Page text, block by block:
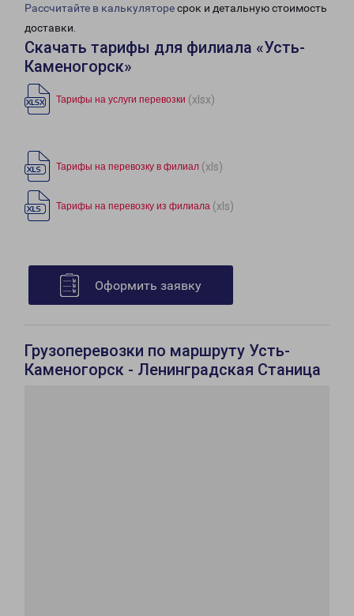
Рассчитайте в калькуляторесрок и детальную стоимость
доставки.
Скачать тарифы для филиала «Усть-
Каменогорск»
Тарифы на услуги перевозки (xlsx)
Тарифы на перевозку в филиал (xls)
Тарифы на перевозку из филиала (xls)
Оформить заявку
Грузоперевозки по маршруту Усть-
Каменогорск - Ленинградская Станица